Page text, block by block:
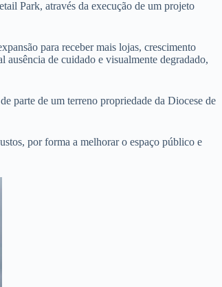
Park, através da execução de um projeto
para receber mais lojas, crescimento
de cuidado e visualmente degradado,
parte de um terreno propriedade da Diocese de
por forma a melhorar o espaço público e